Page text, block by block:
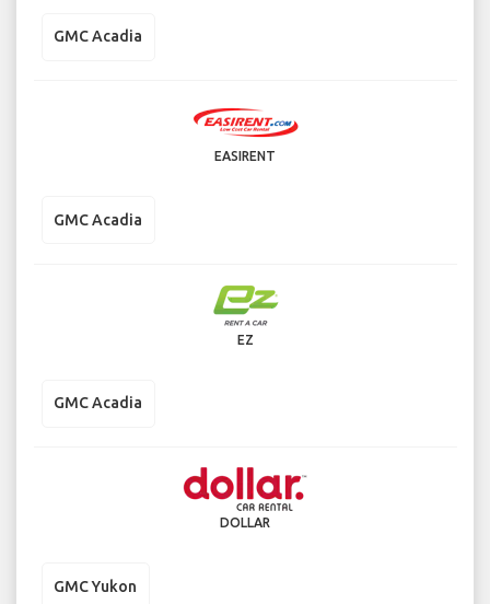
GMC Acadia
EASIRENT
GMC Acadia
EZ
GMC Acadia
DOLLAR
GMC Yukon